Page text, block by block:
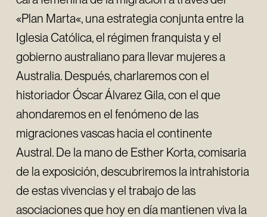
«Plan Marta«, una estrategia conjunta entre la
Iglesia Católica, el régimen franquista y el
gobierno australiano para llevar mujeres a
Australia. Después, charlaremos con el
historiador Óscar Álvarez Gila, con el que
ahondaremos en el fenómeno de las
migraciones vascas hacia el continente
Austral. De la mano de Esther Korta, comisaria
de la exposición, descubriremos la intrahistoria
de estas vivencias y el trabajo de las
asociaciones que hoy en día mantienen viva la